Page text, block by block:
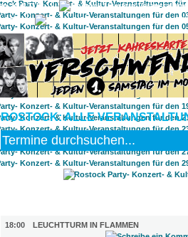
KULTUR
GAY
ROSTOCK: ALLE
18:00
LEUCHTTURM IN FLAMMEN